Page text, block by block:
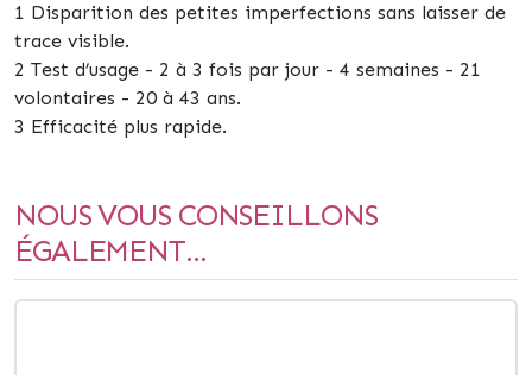
1 Disparition des petites imperfections sans laisser de
trace visible.
2 Test d’usage - 2 à 3 fois par jour - 4 semaines - 21
volontaires - 20 à 43 ans.
3 Efficacité plus rapide.
NOUS VOUS CONSEILLONS
ÉGALEMENT...